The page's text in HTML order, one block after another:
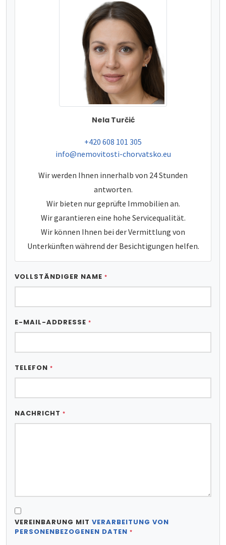
Nela Turčić
tel:
+420 608 101 305
e-mail:
info@nemovitosti-chorvatsko.eu
Wir werden Ihnen innerhalb von 24 Stunden
antworten.
Wir bieten nur geprüfte Immobilien an.
Wir garantieren eine hohe Servicequalität.
Wir können Ihnen bei der Vermittlung von
Unterkünften während der Besichtigungen helfen.
VOLLSTÄNDIGER NAME *
E-MAIL-ADDRESSE *
TELEFON *
NACHRICHT *
VEREINBARUNG MIT VERARBEITUNG VON
PERSONENBEZOGENEN DATEN *